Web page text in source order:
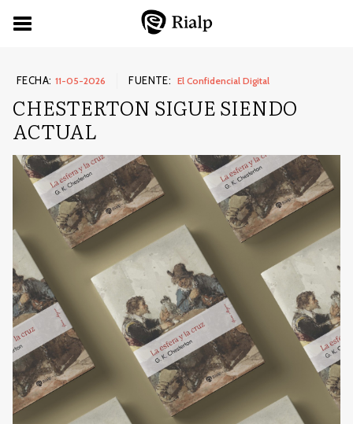
FECHA: 11-05-2026 FUENTE: El Confidencial Digital
CHESTERTON SIGUE SIENDO
ACTUAL